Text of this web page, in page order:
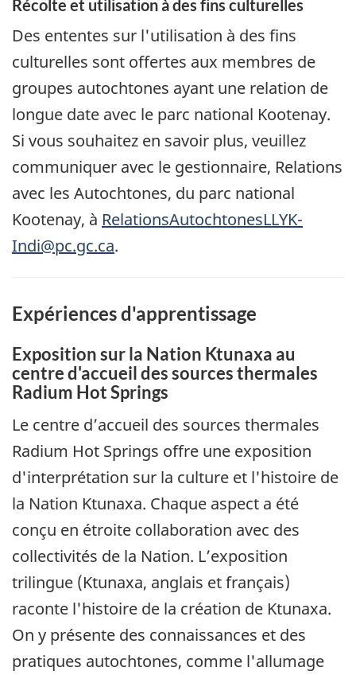
Récolte et utilisation à des fins culturelles
Des ententes sur l'utilisation à des fins
culturelles sont offertes aux membres de
groupes autochtones ayant une relation de
longue date avec le parc national Kootenay.
Si vous souhaitez en savoir plus, veuillez
communiquer avec le gestionnaire, Relations
avec les Autochtones, du parc national
Kootenay, à RelationsAutochtonesLLYK-
Indi@pc.gc.ca.
Expériences d'apprentissage
Exposition sur la Nation Ktunaxa au
centre d'accueil des sources thermales
Radium Hot Springs
Le centre d’accueil des sources thermales
Radium Hot Springs offre une exposition
d'interprétation sur la culture et l'histoire de
la Nation Ktunaxa. Chaque aspect a été
conçu en étroite collaboration avec des
collectivités de la Nation. L’exposition
trilingue (Ktunaxa, anglais et français)
raconte l'histoire de la création de Ktunaxa.
On y présente des connaissances et des
pratiques autochtones, comme l'allumage